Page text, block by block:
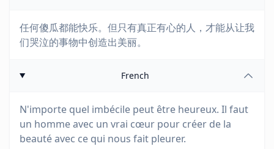
任何傻瓜都能快乐。但只有真正有心的人，才能从让我
们哭泣的事物中创造出美丽。
French
N'importe quel imbécile peut être heureux. Il faut
un homme avec un vrai cœur pour créer de la
beauté avec ce qui nous fait pleurer.